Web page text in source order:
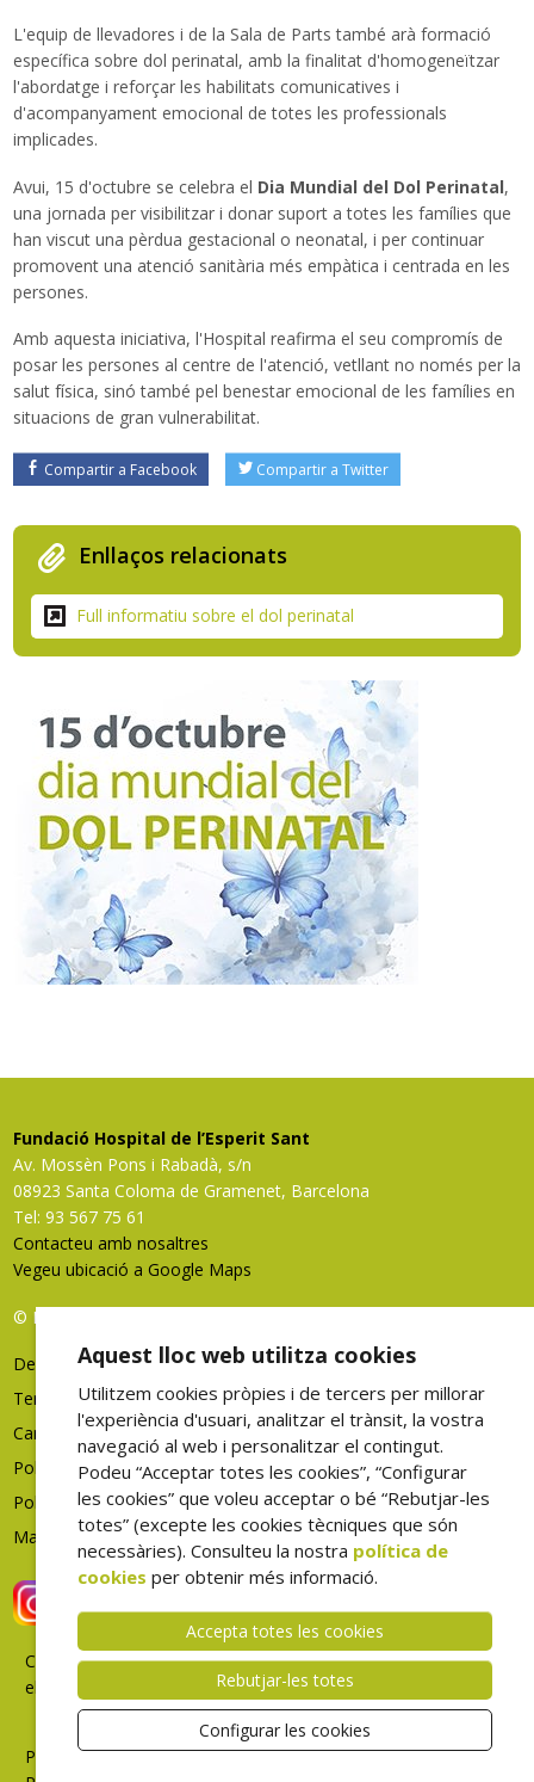
L'equip de llevadores i de la Sala de Parts també arà formació
específica sobre dol perinatal, amb la finalitat d'homogeneïtzar
l'abordatge i reforçar les habilitats comunicatives i
d'acompanyament emocional de totes les professionals
implicades.
Avui, 15 d'octubre se celebra el Dia Mundial del Dol Perinatal,
una jornada per visibilitzar i donar suport a totes les famílies que
han viscut una pèrdua gestacional o neonatal, i per continuar
promovent una atenció sanitària més empàtica i centrada en les
persones.
Amb aquesta iniciativa, l'Hospital reafirma el seu compromís de
posar les persones al centre de l'atenció, vetllant no només per la
salut física, sinó també pel benestar emocional de les famílies en
situacions de gran vulnerabilitat.
Compartir a Facebook Compartir a Twitter
Enllaços relacionats
Full informatiu sobre el dol perinatal
Fundació Hospital de l’Esperit Sant
Av. Mossèn Pons i Rabadà, s/n
08923 Santa Coloma de Gramenet, Barcelona
Tel: 93 567 75 61
Contacteu amb nosaltres
Vegeu ubicació a Google Maps
© FHES, tots els drets reservats
Deixeu-nos la vostra opinió
Termes d'ús
Canal denúncies
Política de privacitat
Política de cookies
Mapa web
Correu
electrònic
Portal
Aquest lloc web utilitza cookies
Utilitzem cookies pròpies i de tercers per millorar
l'experiència d'usuari, analitzar el trànsit, la vostra
navegació al web i personalitzar el contingut.
Podeu “Acceptar totes les cookies”, “Configurar
les cookies” que voleu acceptar o bé “Rebutjar-les
totes” (excepte les cookies tècniques que són
necessàries). Consulteu la nostra política de
cookies per obtenir més informació.
Accepta totes les cookies
Rebutjar-les totes
Configurar les cookies